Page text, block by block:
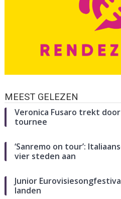
MEEST GELEZEN
Veronica Fusaro trekt
tournee
‘Sanremo on tour’:
vier steden aan
Junior
landen